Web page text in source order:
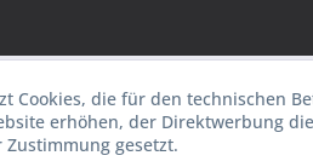
Cookies, die für den technischen
erhöhen, der Direktwerbung
gesetzt.